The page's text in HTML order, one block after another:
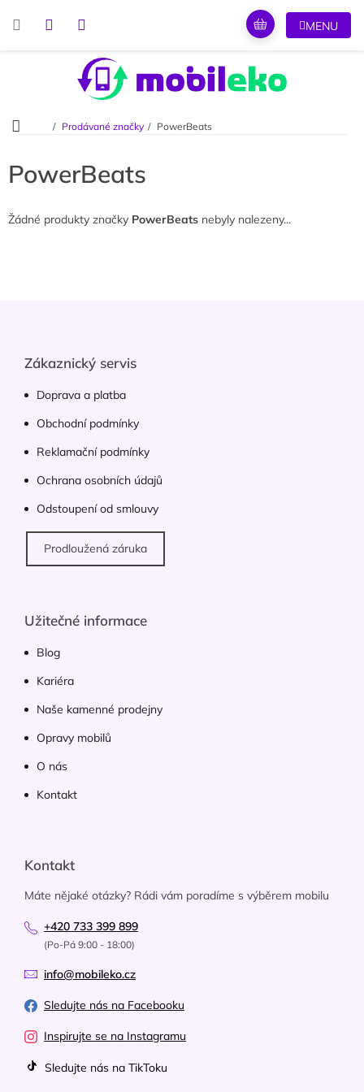
Domů
Prodávané značky PowerBeats
PowerBeats
Žádné produkty značky PowerBeats nebyly nalezeny...
Zákaznický servis
Doprava a platba
Obchodní podmínky
Reklamační podmínky
Ochrana osobních údajů
Odstoupení od smlouvy
Prodloužená záruka
Užitečné informace
Blog
Kariéra
Naše kamenné prodejny
Opravy mobilů
O nás
Kontakt
Kontakt
Máte nějaké otázky? Rádi vám poradíme s výběrem mobilu
+420 733 399 899
(Po-Pá 9:00 - 18:00)
info@mobileko.cz
Sledujte nás na Facebooku
Inspirujte se na Instagramu
Sledujte nás na TikToku